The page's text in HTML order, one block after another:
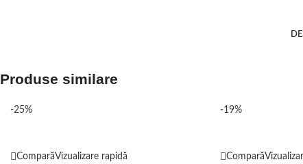
Produse similare
-25%
ComparăVizualizare rapidă
-19%
Compară